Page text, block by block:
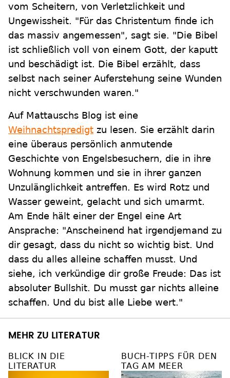
vom Scheitern, von Verletzlichkeit und
Ungewissheit. "Für das Christentum finde ich
das massiv angemessen", sagt sie. "Die Bibel
ist schließlich voll von einem Gott, der kaputt
und beschädigt ist. Die Bibel erzählt, dass
selbst nach seiner Auferstehung seine Wunden
nicht verschwunden waren."
Auf Mattauschs Blog ist eine
Weihnachtspredigt zu lesen. Sie erzählt darin
eine überaus persönlich anmutende
Geschichte von Engelsbesuchern, die in ihre
Wohnung kommen und sie in ihrer ganzen
Unzulänglichkeit antreffen. Es wird Rotz und
Wasser geweint, gelacht und sich umarmt.
Am Ende hält einer der Engel eine Art
Ansprache: "Anscheinend hat irgendjemand zu
dir gesagt, dass du nicht so wichtig bist. Und
dass du alles alleine schaffen musst. Und
siehe, ich verkündige dir große Freude: Das ist
absoluter Bullshit. Du musst gar nichts alleine
schaffen. Und du bist alle Liebe wert."
MEHR ZU LITERATUR
BLICK IN DIE
LITERATUR
BUCH-TIPPS FÜR DEN
TAG AM MEER